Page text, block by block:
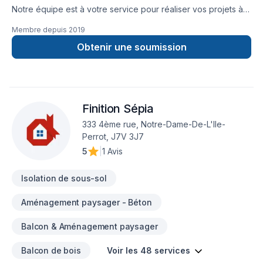
Notre équipe est à votre service pour réaliser vos projets à
obtenir une soumission. Au plaisir de faire équipe avec
Membre depuis 2019
Obtenir une soumission
Finition Sépia
333 4ème rue, Notre-Dame-De-L'Ile-
Perrot, J7V 3J7
5
1 Avis
Isolation de sous-sol
Aménagement paysager - Béton
Balcon & Aménagement paysager
Balcon de bois Voir les 48 services